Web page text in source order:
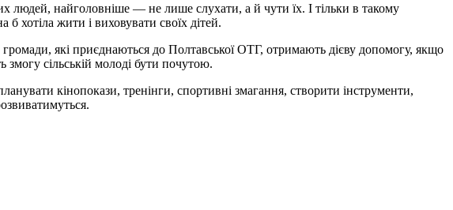
людей, найголовніше — не лише слухати, а й чути їх. І тільки в такому
хотіла жити і виховувати своїх дітей.
які приєднаються до Полтавської ОТГ, отримають дієву допомогу, якщо
змогу сільській молоді бути почутою.
кінопокази, тренінги, спортивні змагання, створити інструменти,